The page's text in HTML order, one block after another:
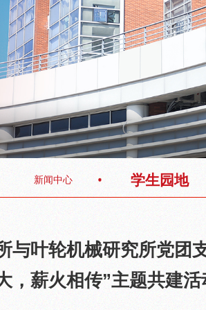
新闻中心 学生园地
与叶轮机械研究所党团
，薪火相传”主题共建活